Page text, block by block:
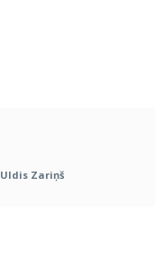
Uldis Zariņš